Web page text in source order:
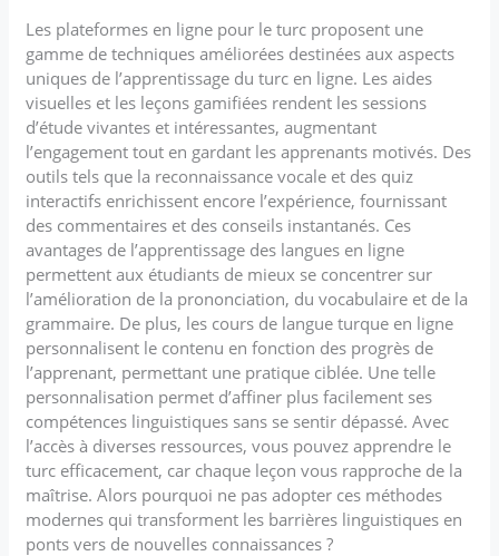
Les plateformes en ligne pour le turc proposent une
gamme de techniques améliorées destinées aux aspects
uniques de l’apprentissage du turc en ligne. Les aides
visuelles et les leçons gamifiées rendent les sessions
d’étude vivantes et intéressantes, augmentant
l’engagement tout en gardant les apprenants motivés. Des
outils tels que la reconnaissance vocale et des quiz
interactifs enrichissent encore l’expérience, fournissant
des commentaires et des conseils instantanés. Ces
avantages de l’apprentissage des langues en ligne
permettent aux étudiants de mieux se concentrer sur
l’amélioration de la prononciation, du vocabulaire et de la
grammaire. De plus, les cours de langue turque en ligne
personnalisent le contenu en fonction des progrès de
l’apprenant, permettant une pratique ciblée. Une telle
personnalisation permet d’affiner plus facilement ses
compétences linguistiques sans se sentir dépassé. Avec
l’accès à diverses ressources, vous pouvez apprendre le
turc efficacement, car chaque leçon vous rapproche de la
maîtrise. Alors pourquoi ne pas adopter ces méthodes
modernes qui transforment les barrières linguistiques en
ponts vers de nouvelles connaissances ?